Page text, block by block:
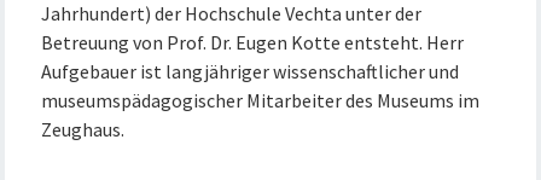
Jahrhundert) der Hochschule Vechta unter der
Betreuung von Prof. Dr. Eugen Kotte entsteht. Herr
Aufgebauer ist langjähriger wissenschaftlicher und
museumspädagogischer Mitarbeiter des Museums im
Zeughaus.